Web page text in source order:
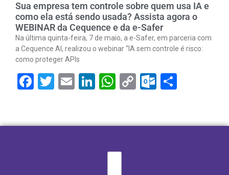
Sua empresa tem controle sobre quem usa IA e
como ela está sendo usada? Assista agora o
WEBINAR da Cequence e da e-Safer
Na última quinta-feira, 7 de maio, a e-Safer, em parceria com
a Cequence AI, realizou o webinar “IA sem controle é risco:
como proteger APIs
Facebook
Twitter
EmailLinkedIn
WhatsApp
Copy